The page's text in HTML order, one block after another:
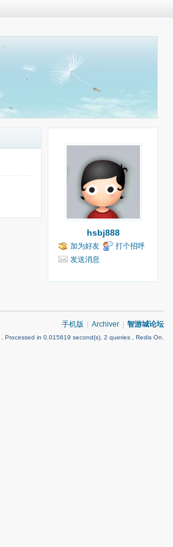
hsbj888
加为好友
打个招呼
发送消息
手机版 Archiver 智游城论坛
, Processed in 0.015619 second(s), 2 queries , Redis On.